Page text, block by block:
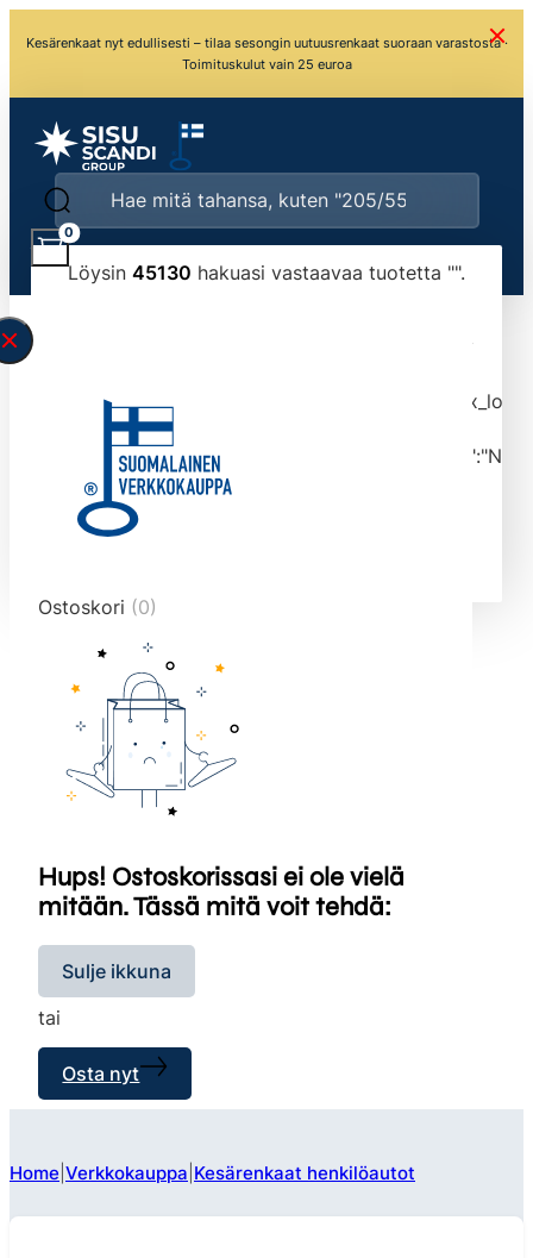
Kesärenkaat nyt edullisesti – tilaa sesongin uutuusrenkaat suoraan varastosta ·
Toimituskulut vain 25 euroa
Löysin 45130 hakuasi vastaavaa tuotetta "".
typed the search query correctly.<br>Currently
tmlmvi","meta_query":
data-original-query-vars="[]" data-page="1"
data-max-pages="4513" data-start="1" data-
end="10">
0
Ostoskori (0)
Hups! Ostoskorissasi ei ole vielä
mitään. Tässä mitä voit tehdä:
Sulje ikkuna
tai
Osta nyt
Home Verkkokauppa Kesärenkaat henkilöautot